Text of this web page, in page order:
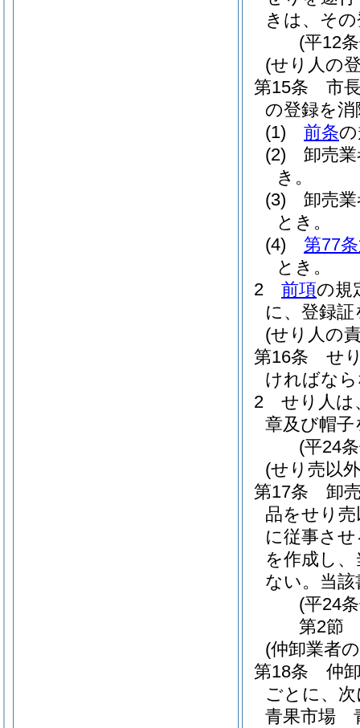
きは、そ
(平12
(せり人の
第15条
市
の登録を
(1)
前条
(2)
卸売
き。
(3)
卸売
とき。
(4)
第77
とき。
2
前項の規
に、登録
(せり人の
第16条
せ
ければな
2
せり人は
章及び帽
(平24
(せり売以
第17条
卸
品をせり
に従事さ
を作成し
ない。 当
(平24
第2節
(仲卸業者
第18条
仲
ごとに、
青果市場